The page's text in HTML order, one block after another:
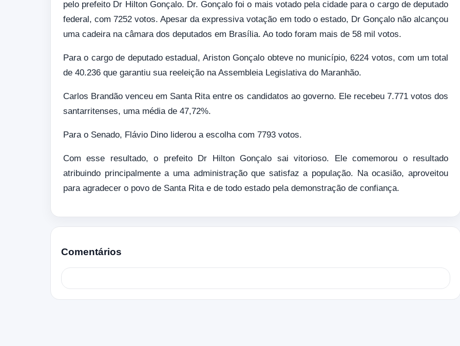
pelo prefeito Dr Hilton Gonçalo. Dr. Gonçalo foi o mais votado pela cidade para o cargo de deputado
federal, com 7252 votos. Apesar da expressiva votação em todo o estado, Dr Gonçalo não alcançou
uma cadeira na câmara dos deputados em Brasília. Ao todo foram mais de 58 mil votos.
Para o cargo de deputado estadual, Ariston Gonçalo obteve no município, 6224 votos, com um total
de 40.236 que garantiu sua reeleição na Assembleia Legislativa do Maranhão.
Carlos Brandão venceu em Santa Rita entre os candidatos ao governo. Ele recebeu 7.771 votos dos
santarritenses, uma média de 47,72%.
Para o Senado, Flávio Dino liderou a escolha com 7793 votos.
Com esse resultado, o prefeito Dr Hilton Gonçalo sai vitorioso. Ele comemorou o resultado
atribuindo principalmente a uma administração que satisfaz a população. Na ocasião, aproveitou
para agradecer o povo de Santa Rita e de todo estado pela demonstração de confiança.
Comentários